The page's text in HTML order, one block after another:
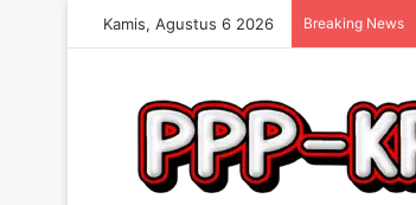
Kamis, Agustus 6 2026 Breaking News